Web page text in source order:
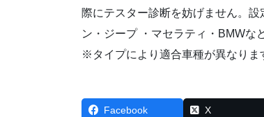
際にテスター診断を妨げません。
ン・ジープ ・マセラティ・BMWな
※タイプにより適合車種が異なりま
Facebook X